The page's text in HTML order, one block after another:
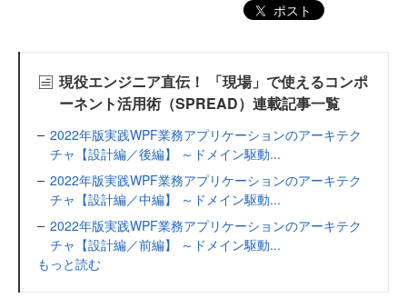
ポスト
現役エンジニア直伝！ 「現場」で使えるコンポ
ーネント活用術（SPREAD）連載記事一覧
2022年版実践WPF業務アプリケーションのアーキテク
チャ【設計編／後編】 ～ドメイン駆動...
2022年版実践WPF業務アプリケーションのアーキテク
チャ【設計編／中編】 ～ドメイン駆動...
2022年版実践WPF業務アプリケーションのアーキテク
チャ【設計編／前編】 ～ドメイン駆動...
もっと読む